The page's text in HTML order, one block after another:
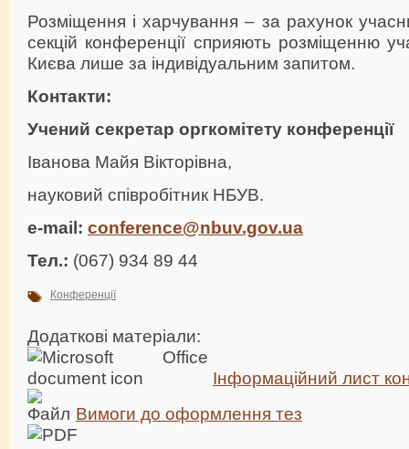
Розміщення і харчування – за рахунок
секцій конференції сприяють розміщенню
Києва лише за індивідуальним запитом.
Контакти:
Учений секретар оргкомітету конференції
Іванова Майя Вікторівна,
науковий співробітник НБУВ.
e-mail: conference@nbuv.gov.ua
Тел.: (067) 934 89 44
Конференції
Додаткові матеріали:
Інформаційний лист
Вимоги до оформлення тез